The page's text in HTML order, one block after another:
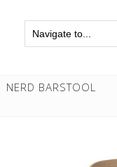
NERD BARSTOOL